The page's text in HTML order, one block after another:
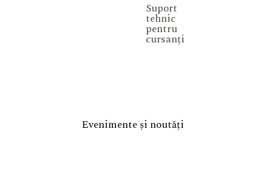
Suport
tehnic
pentru
cursanți
Evenimente și noutăți